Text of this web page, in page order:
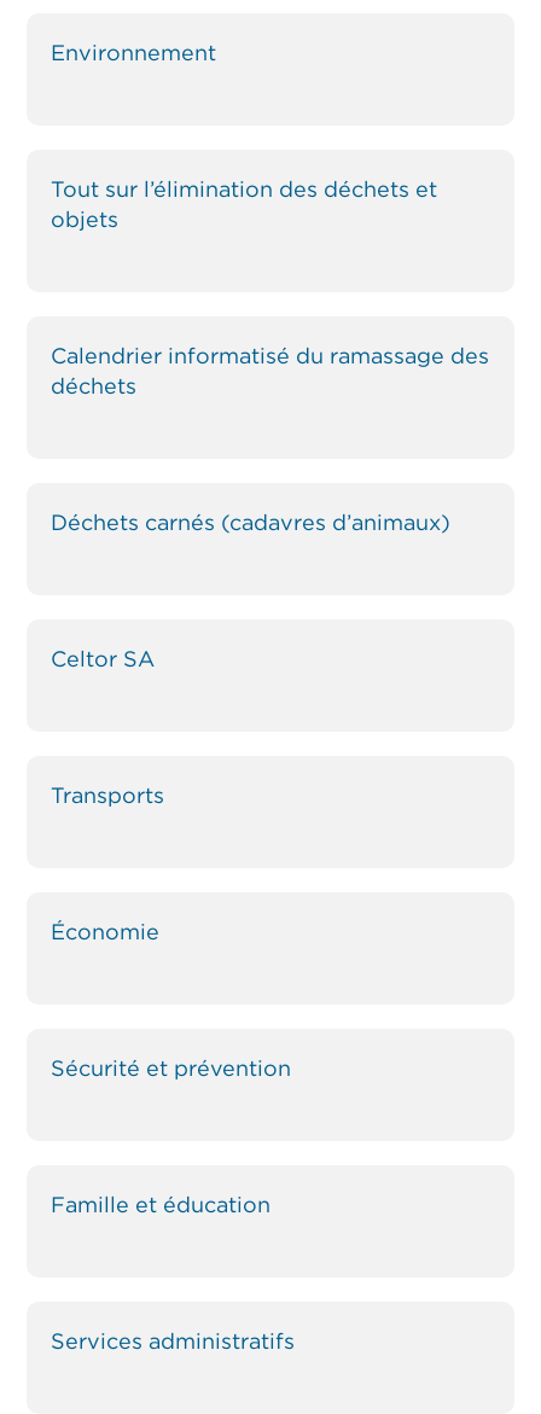
Environnement
Tout sur l’élimination des déchets et
objets
Calendrier informatisé du ramassage des
déchets
Déchets carnés (cadavres d’animaux)
Celtor SA
Transports
Économie
Sécurité et prévention
Famille et éducation
Services administratifs